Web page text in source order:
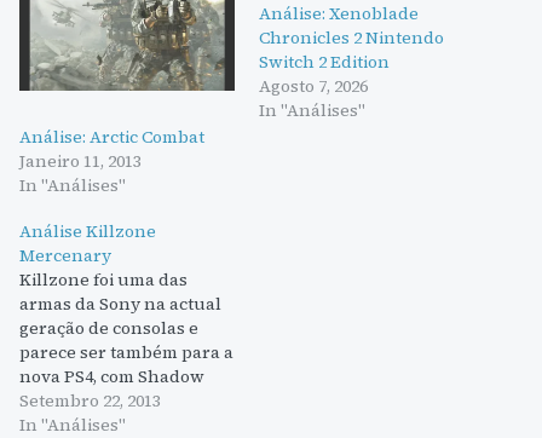
Análise: Arctic Combat
Janeiro 11, 2013
In "Análises"
Análise: Xenoblade
Chronicles 2 Nintendo
Switch 2 Edition
Agosto 7, 2026
In "Análises"
Análise Killzone
Mercenary
Killzone foi uma das
armas da Sony na actual
geração de consolas e
parece ser também para a
nova PS4, com Shadow
Fall a marcar o
lançamento da consola.
Setembro 22, 2013
In "Análises"